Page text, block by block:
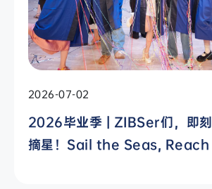
2026-07-02
2026毕业季 | ZIBSer们，即
摘星！Sail the Seas,